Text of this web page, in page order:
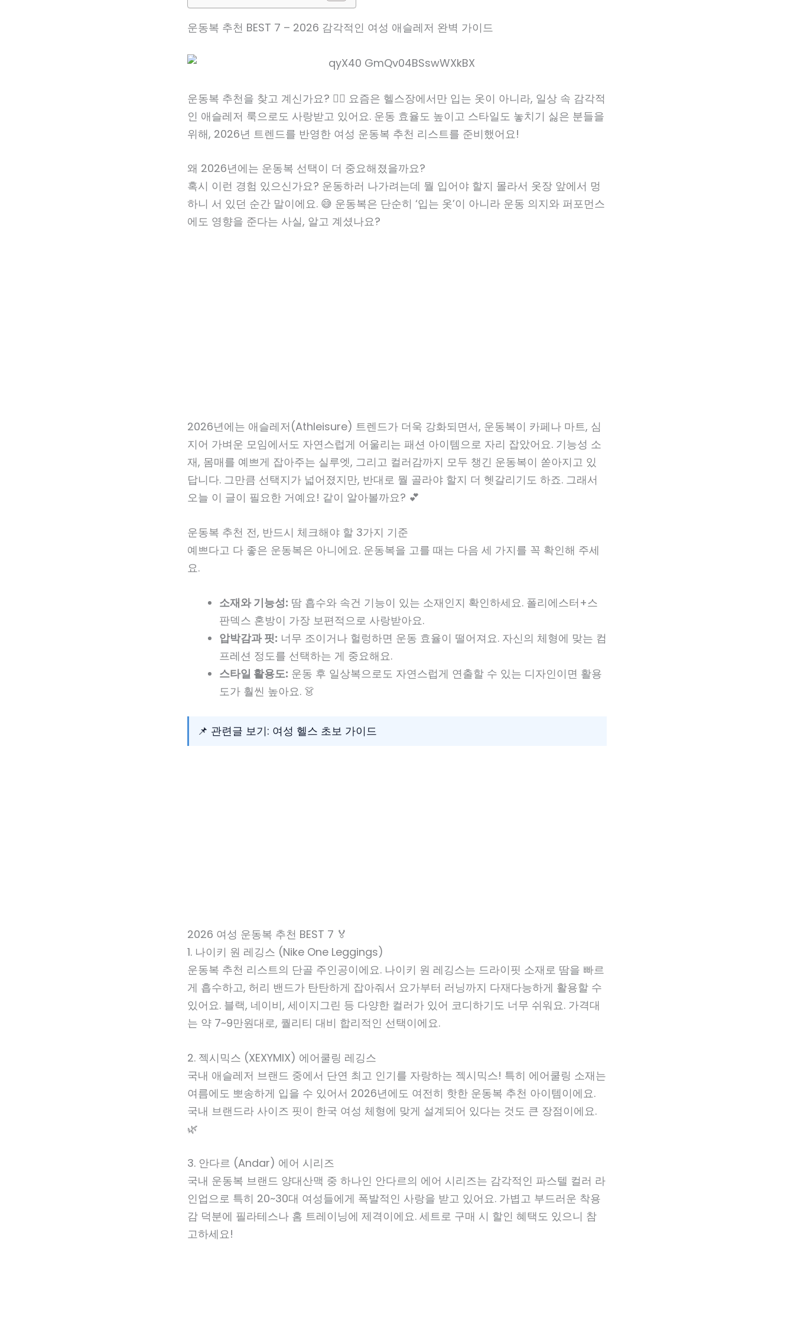
운동복 추천 BEST 7 – 2026 감각적인 여성 애슬레저 완벽 가이드
운동복 추천을 찾고 계신가요? 🏃‍♀️ 요즘은 헬스장에서만 입는 옷이 아니라, 일상 속 감각적
인 애슬레저 룩으로도 사랑받고 있어요. 운동 효율도 높이고 스타일도 놓치기 싫은 분들을
위해, 2026년 트렌드를 반영한 여성 운동복 추천 리스트를 준비했어요!
왜 2026년에는 운동복 선택이 더 중요해졌을까요?
혹시 이런 경험 있으신가요? 운동하러 나가려는데 뭘 입어야 할지 몰라서 옷장 앞에서 멍
하니 서 있던 순간 말이에요. 😅 운동복은 단순히 ‘입는 옷’이 아니라 운동 의지와 퍼포먼스
에도 영향을 준다는 사실, 알고 계셨나요?
2026년에는 애슬레저(Athleisure) 트렌드가 더욱 강화되면서, 운동복이 카페나 마트, 심
지어 가벼운 모임에서도 자연스럽게 어울리는 패션 아이템으로 자리 잡았어요. 기능성 소
재, 몸매를 예쁘게 잡아주는 실루엣, 그리고 컬러감까지 모두 챙긴 운동복이 쏟아지고 있
답니다. 그만큼 선택지가 넓어졌지만, 반대로 뭘 골라야 할지 더 헷갈리기도 하죠. 그래서
오늘 이 글이 필요한 거예요! 같이 알아볼까요? 💕
운동복 추천 전, 반드시 체크해야 할 3가지 기준
예쁘다고 다 좋은 운동복은 아니에요. 운동복을 고를 때는 다음 세 가지를 꼭 확인해 주세
요.
소재와 기능성: 땀 흡수와 속건 기능이 있는 소재인지 확인하세요. 폴리에스터+스
판덱스 혼방이 가장 보편적으로 사랑받아요.
압박감과 핏: 너무 조이거나 헐렁하면 운동 효율이 떨어져요. 자신의 체형에 맞는 컴
프레션 정도를 선택하는 게 중요해요.
스타일 활용도: 운동 후 일상복으로도 자연스럽게 연출할 수 있는 디자인이면 활용
도가 훨씬 높아요. 👗
📌 관련글 보기: 여성 헬스 초보 가이드
2026 여성 운동복 추천 BEST 7 🏅
1. 나이키 원 레깅스 (Nike One Leggings)
운동복 추천 리스트의 단골 주인공이에요. 나이키 원 레깅스는 드라이핏 소재로 땀을 빠르
게 흡수하고, 허리 밴드가 탄탄하게 잡아줘서 요가부터 러닝까지 다재다능하게 활용할 수
있어요. 블랙, 네이비, 세이지그린 등 다양한 컬러가 있어 코디하기도 너무 쉬워요. 가격대
는 약 7~9만원대로, 퀄리티 대비 합리적인 선택이에요.
2. 젝시믹스 (XEXYMIX) 에어쿨링 레깅스
국내 애슬레저 브랜드 중에서 단연 최고 인기를 자랑하는 젝시믹스! 특히 에어쿨링 소재는
여름에도 뽀송하게 입을 수 있어서 2026년에도 여전히 핫한 운동복 추천 아이템이에요.
국내 브랜드라 사이즈 핏이 한국 여성 체형에 맞게 설계되어 있다는 것도 큰 장점이에요.
🌿
3. 안다르 (Andar) 에어 시리즈
국내 운동복 브랜드 양대산맥 중 하나인 안다르의 에어 시리즈는 감각적인 파스텔 컬러 라
인업으로 특히 20~30대 여성들에게 폭발적인 사랑을 받고 있어요. 가볍고 부드러운 착용
감 덕분에 필라테스나 홈 트레이닝에 제격이에요. 세트로 구매 시 할인 혜택도 있으니 참
고하세요!